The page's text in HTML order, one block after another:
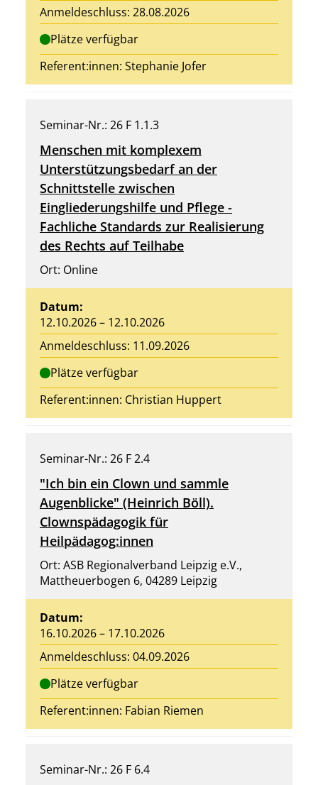
Anmeldeschluss: 28.08.2026
Plätze verfügbar
Referent:innen: Stephanie Jofer
Seminar-Nr.: 26 F 1.1.3
Menschen mit komplexem
Unterstützungsbedarf an der
Schnittstelle zwischen
Eingliederungshilfe und Pflege -
Fachliche Standards zur Realisierung
des Rechts auf Teilhabe
Ort: Online
Datum:
12.10.2026 – 12.10.2026
Anmeldeschluss: 11.09.2026
Plätze verfügbar
Referent:innen: Christian Huppert
Seminar-Nr.: 26 F 2.4
"Ich bin ein Clown und sammle
Augenblicke" (Heinrich Böll).
Clownspädagogik für
Heilpädagog:innen
Ort: ASB Regionalverband Leipzig e.V.,
Mattheuerbogen 6, 04289 Leipzig
Datum:
16.10.2026 – 17.10.2026
Anmeldeschluss: 04.09.2026
Plätze verfügbar
Referent:innen: Fabian Riemen
Seminar-Nr.: 26 F 6.4